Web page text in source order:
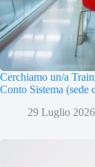
Cerchiamo un/a
Conto Sistema (sede
29 Luglio 2026